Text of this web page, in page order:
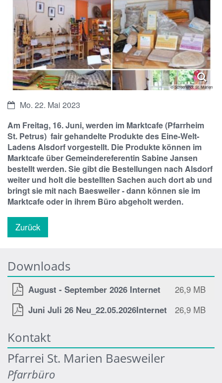
© Screenshot: St. Marien
Datum:Mo. 22. Mai 2023
Am Freitag, 16. Juni, werden im Marktcafe (Pfarrheim
St. Petrus) fair gehandelte Produkte des Eine-Welt-
Ladens Alsdorf vorgestellt. Die Produkte können im
Marktcafe über Gemeindereferentin Sabine Jansen
bestellt werden. Sie gibt die Bestellungen nach Alsdorf
weiter und holt die bestellten Sachen auch dort ab und
bringt sie mit nach Baesweiler - dann können sie im
Marktcafe oder in ihrem Büro abgeholt werden.
Zurück
Downloads
August - September 2026 Internet
26,9 MB
Juni Juli 26 Neu_22.05.2026Internet
26,9 MB
Kontakt
Pfarrei St. Marien Baesweiler
Pfarrbüro